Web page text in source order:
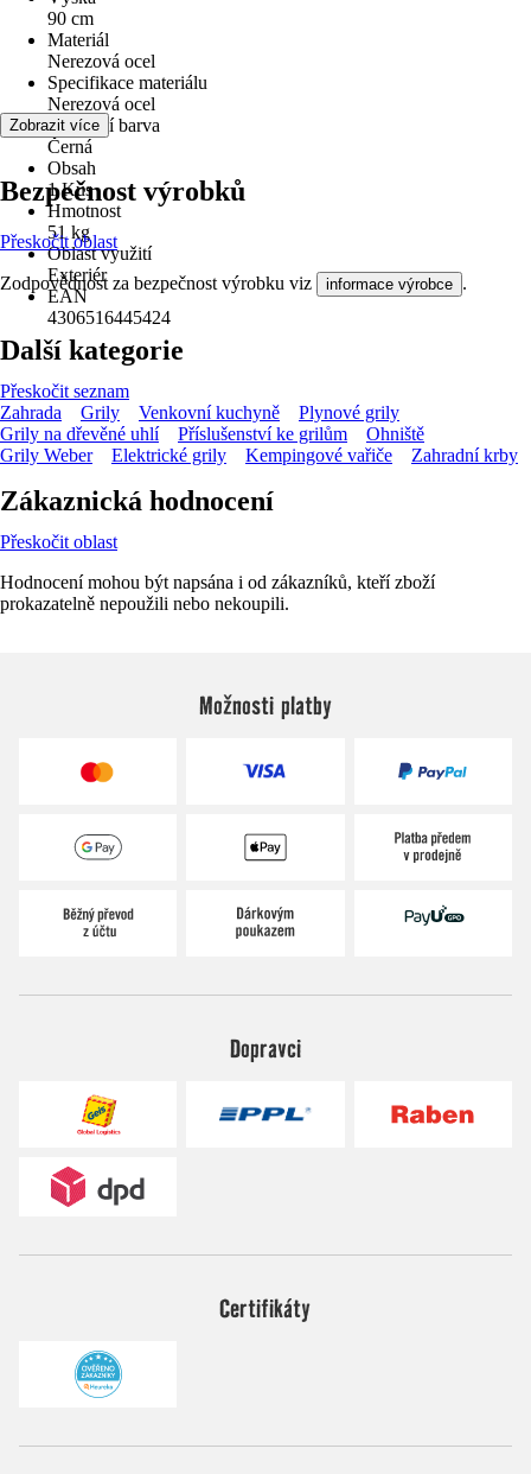
90 cm
Materiál
Nerezová ocel
Specifikace materiálu
Nerezová ocel
Základní barva
Černá
Obsah
1 Kus
Hmotnost
51 kg
Oblast využití
Exteriér
EAN
4306516445424
Zobrazit více
Bezpečnost výrobků
Přeskočit oblast
Zodpovědnost za bezpečnost výrobku viz informace výrobce .
Další kategorie
Přeskočit seznam
Zahrada
Grily Venkovní kuchyně
Plynové grily
Grily na dřevěné uhlí
Příslušenství ke grilům
Ohniště
Grily Weber
Elektrické grily Kempingové vařiče Zahradní krby
Zákaznická hodnocení
Přeskočit oblast
Hodnocení mohou být napsána i od zákazníků, kteří zboží
prokazatelně nepoužili nebo nekoupili.
Možnosti platby
Dopravci
Certifikáty